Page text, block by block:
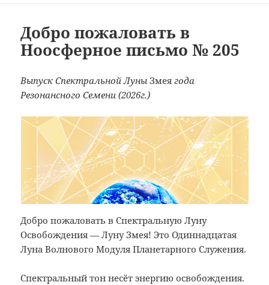
Добро пожаловать в
Ноосферное письмо № 205
Выпуск Спектральной ЛуныЗмеягода
Резонансного Семени (2026г.)
Добро пожаловать в Спектральную Луну
Освобождения — Луну Змея! Это Одиннадцатая
Луна Волнового Модуля Планетарного Служения.
Спектральный тон несёт энергию освобождения.